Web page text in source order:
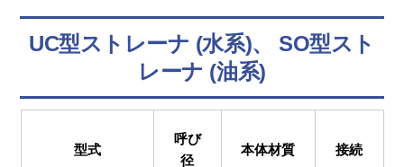
UC型ストレーナ (水系)、 SO型スト
レーナ (油系)
型式
呼び
径
本体材質 接続